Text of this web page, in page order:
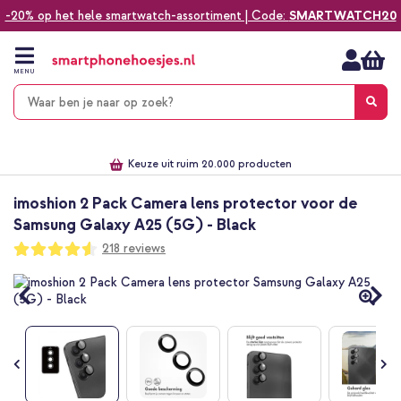
-20% op het hele smartwatch-assortiment | Code: SMARTWATCH20
naar
inhoud
MENU
Keuze uit ruim 20.000 producten
imoshion 2 Pack Camera lens protector voor de
Samsung Galaxy A25 (5G) - Black
Waardering:
90
100
218 reviews
Ga
naar
het
einde
de
afbeeldingen-
gallerij